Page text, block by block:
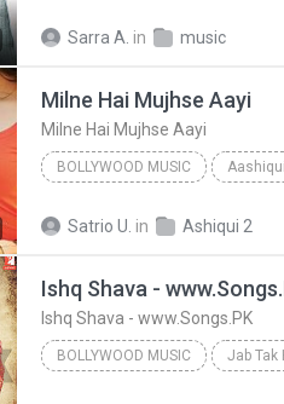
Sarra A. in music
Milne Hai Mujhse Aayi
Milne Hai Mujhse Aayi
BOLLYWOOD MUSIC
Satrio U. in Ashiqui 2
Ishq Shava -
Ishq Shava - www.Songs.PK
BOLLYWOOD MUSIC Jab Tak